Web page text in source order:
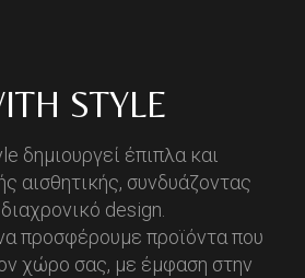
STYLE
δημιουργεί έπιπλα και
αισθητικής, συνδυάζοντας
design.
προσφέρουμε προϊόντα που
χώρο σας, με έμφαση στην